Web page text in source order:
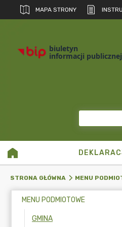
MAPA STRONY
biuletyn
informacji publicznej
STRONA GŁÓWNA MENU
MENU PODMIOTOWE
GMINA